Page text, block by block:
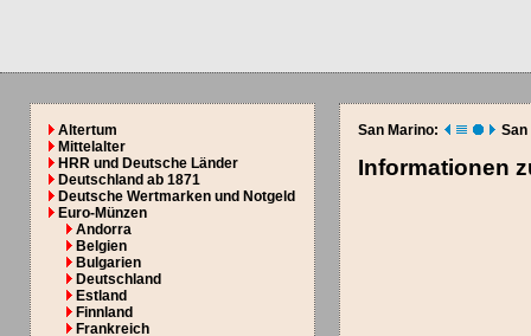
Altertum
Mittelalter
HRR und Deutsche Länder
Deutschland ab 1871
Deutsche Wertmarken und Notgeld
Euro-Münzen
Andorra
Belgien
Bulgarien
Deutschland
Estland
Finnland
Frankreich
San Marino:
Informationen